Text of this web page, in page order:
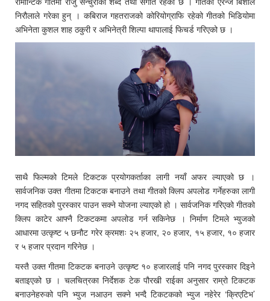
निरौलाले गरेका हुन् । कबिराज गहतराजको कोरियोग्राफि रहेको गीतको भिडियोमा
अभिनेता कुशल शाह ठकुरी र अभिनेत्री शिल्पा थापालाई फिचर्ड गरिएको छ ।
साथै फिल्मको टिमले टिकटक प्रयोगकर्ताका लागी नयाँ अफर ल्याएको छ ।
सार्वजनिक उक्त गीतमा टिकटक बनाउने तथा गीतको क्लिप अपलोड गर्नेहरुका लागी
नगद सहितको पुरस्कार पाउन सक्ने योजना ल्याएको हो । सार्वजनिक गरिएको गीतको
क्लिप काटेर आफ्नै टिकटकमा अपलोड गर्न सकिनेछ । निर्माण टिमले भ्युजको
आधारमा उत्कृष्ट ५ छनौट गरेर क्रमशः २५ हजार, २० हजार, १५ हजार, १० हजार
र ५ हजार प्रदान गरिनेछ ।
यस्तै उक्त गीतमा टिकटक बनाउने उत्कृष्ट १० हजारलाई पनि नगद पुरस्कार दिइने
बताइएको छ । चलचित्रका निर्देशक टेक पौरखी राईका अनुसार राम्रो टिकटक
बनाउनेहरुको पनि भ्युज नआउन सक्ने भन्दै टिकटकको भ्युज नहेरेर ‘क्रिएटिभ’